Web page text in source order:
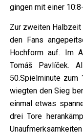
gingen mit einer
Zur zweiten
den Fans
Hochform auf. Im
Tomáš Pavlíček.
50.Spielminute
wiegten den Sieg
einmal etwas
drei Tore